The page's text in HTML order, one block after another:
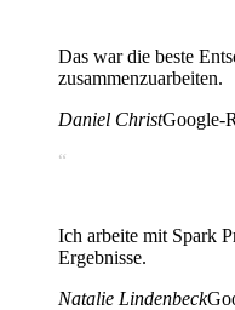
Das war die beste
zusammenzuarbeiten.
Daniel ChristGoogle-
“
Ich arbeite mit Spark
Ergebnisse.
Natalie Lindenbeck